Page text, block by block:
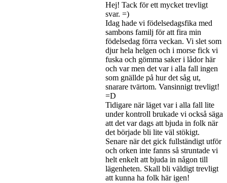
Hej! Tack för ett mycket trevligt
svar. =)
Idag hade vi födelsedagsfika med
sambons familj för att fira min
födelsedag förra veckan. Vi slet som
djur hela helgen och i morse fick vi
fuska och gömma saker i lådor här
och var men det var i alla fall ingen
som gnällde på hur det såg ut,
snarare tvärtom. Vansinnigt trevligt!
=D
Tidigare när läget var i alla fall lite
under kontroll brukade vi också säga
att det var dags att bjuda in folk när
det började bli lite väl stökigt.
Senare när det gick fullständigt utför
och orken inte fanns så struntade vi
helt enkelt att bjuda in någon till
lägenheten. Skall bli väldigt trevligt
att kunna ha folk här igen!